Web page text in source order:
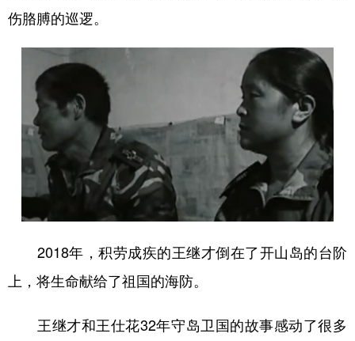
多语种频道
English Español Français عربى
Русский язык 日本語 한국어
Deutsch Português
伤胳膊的巡逻。
2018年，积劳成疾的王继才倒在了开山岛的台阶
上，将生命献给了祖国的海防。
王继才和王仕花32年守岛卫国的故事感动了很多